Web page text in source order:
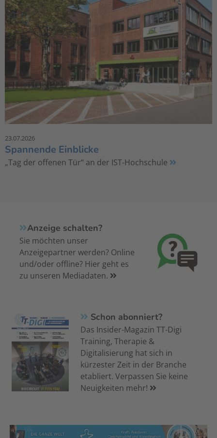
23.07.2026
Spannende Einblicke
„Tag der offenen Tür“ an der IST-Hochschule
Anzeige schalten?
Sie möchten unser
Anzeigepartner werden? Online
und/oder offline? Hier geht es
zu unseren Mediadaten.
Schon abonniert?
Das Insider-Magazin TT-Digi
Training, Therapie &
Digitalisierung hat sich in
kürzester Zeit in der Branche
etabliert. Verpassen Sie keine
Neuigkeiten mehr!